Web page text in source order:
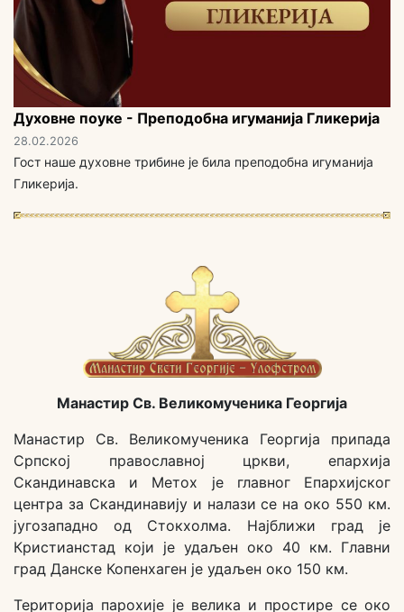
Духовне поуке - Преподобна игуманија Гликерија
28.02.2026
Гост наше духовне трибине је била преподобна игуманија
Гликерија.
Манастир Св. Великомученика Георгија
Манастир Св. Великомученика Георгија припада
Српској православној цркви, епархија
Скандинавска и Метох је главног Епархијског
центра за Скандинавију и налази се на око 550 км.
југозападно од Стокхолма. Најближи град је
Кристианстад који је удаљен око 40 км. Главни
град Данске Копенхаген је удаљен око 150 км.
Територија парохије је велика и простире се око